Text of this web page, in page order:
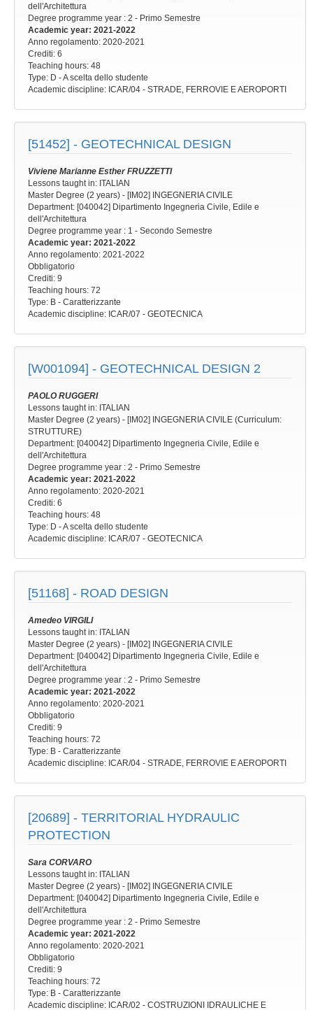
dell'Architettura
Degree programme year : 2 - Primo Semestre
Academic year: 2021-2022
Anno regolamento: 2020-2021
Crediti: 6
Teaching hours: 48
Type: D - A scelta dello studente
Academic discipline: ICAR/04 - STRADE, FERROVIE E AEROPORTI
[51452] - GEOTECHNICAL DESIGN
Viviene Marianne Esther FRUZZETTI
Lessons taught in: ITALIAN
Master Degree (2 years) - [IM02] INGEGNERIA CIVILE
Department: [040042] Dipartimento Ingegneria Civile, Edile e
dell'Architettura
Degree programme year : 1 - Secondo Semestre
Academic year: 2021-2022
Anno regolamento: 2021-2022
Obbligatorio
Crediti: 9
Teaching hours: 72
Type: B - Caratterizzante
Academic discipline: ICAR/07 - GEOTECNICA
[W001094] - GEOTECHNICAL DESIGN 2
PAOLO RUGGERI
Lessons taught in: ITALIAN
Master Degree (2 years) - [IM02] INGEGNERIA CIVILE (Curriculum:
STRUTTURE)
Department: [040042] Dipartimento Ingegneria Civile, Edile e
dell'Architettura
Degree programme year : 2 - Primo Semestre
Academic year: 2021-2022
Anno regolamento: 2020-2021
Crediti: 6
Teaching hours: 48
Type: D - A scelta dello studente
Academic discipline: ICAR/07 - GEOTECNICA
[51168] - ROAD DESIGN
Amedeo VIRGILI
Lessons taught in: ITALIAN
Master Degree (2 years) - [IM02] INGEGNERIA CIVILE
Department: [040042] Dipartimento Ingegneria Civile, Edile e
dell'Architettura
Degree programme year : 2 - Primo Semestre
Academic year: 2021-2022
Anno regolamento: 2020-2021
Obbligatorio
Crediti: 9
Teaching hours: 72
Type: B - Caratterizzante
Academic discipline: ICAR/04 - STRADE, FERROVIE E AEROPORTI
[20689] - TERRITORIAL HYDRAULIC
PROTECTION
Sara CORVARO
Lessons taught in: ITALIAN
Master Degree (2 years) - [IM02] INGEGNERIA CIVILE
Department: [040042] Dipartimento Ingegneria Civile, Edile e
dell'Architettura
Degree programme year : 2 - Primo Semestre
Academic year: 2021-2022
Anno regolamento: 2020-2021
Obbligatorio
Crediti: 9
Teaching hours: 72
Type: B - Caratterizzante
Academic discipline: ICAR/02 - COSTRUZIONI IDRAULICHE E